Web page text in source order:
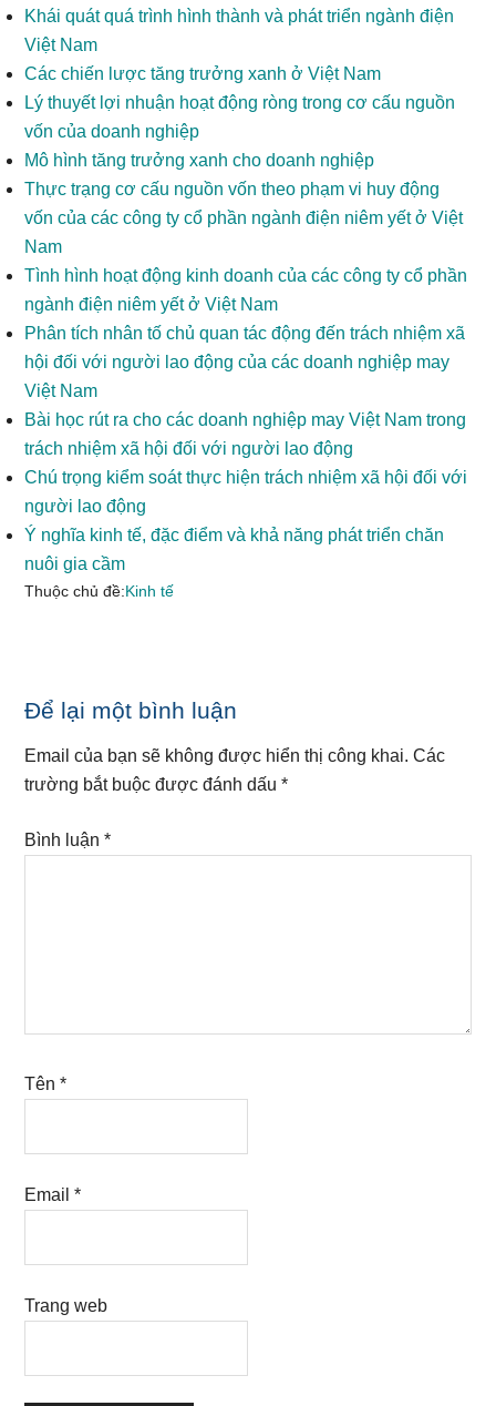
Khái quát quá trình hình thành và phát triển ngành điện
Việt Nam
Các chiến lược tăng trưởng xanh ở Việt Nam
Lý thuyết lợi nhuận hoạt động ròng trong cơ cấu nguồn
vốn của doanh nghiệp
Mô hình tăng trưởng xanh cho doanh nghiệp
Thực trạng cơ cấu nguồn vốn theo phạm vi huy động
vốn của các công ty cổ phần ngành điện niêm yết ở Việt
Nam
Tình hình hoạt động kinh doanh của các công ty cổ phần
ngành điện niêm yết ở Việt Nam
Phân tích nhân tố chủ quan tác động đến trách nhiệm xã
hội đối với người lao động của các doanh nghiệp may
Việt Nam
Bài học rút ra cho các doanh nghiệp may Việt Nam trong
trách nhiệm xã hội đối với người lao động
Chú trọng kiểm soát thực hiện trách nhiệm xã hội đối với
người lao động
Ý nghĩa kinh tế, đặc điểm và khả năng phát triển chăn
nuôi gia cầm
Thuộc chủ đề:Kinh tế
Reader
Interactions
Để lại một bình luận
Email của bạn sẽ không được hiển thị công khai. Các
trường bắt buộc được đánh dấu*
Bình luận*
Tên*
Email*
Trang web